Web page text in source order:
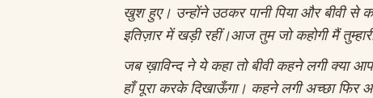
खुश हुए। उन्होंने उठकर पानी पिया और बीवी से
इतिज़ार में खड़ी रहीं।आज तुम जो कहोगी मैं
जब ख़ाविन्द ने ये कहा तो बीवी कहने लगी
हाँ पूरा करके दिखाऊँगा। कहने लगी अच्छा फिर